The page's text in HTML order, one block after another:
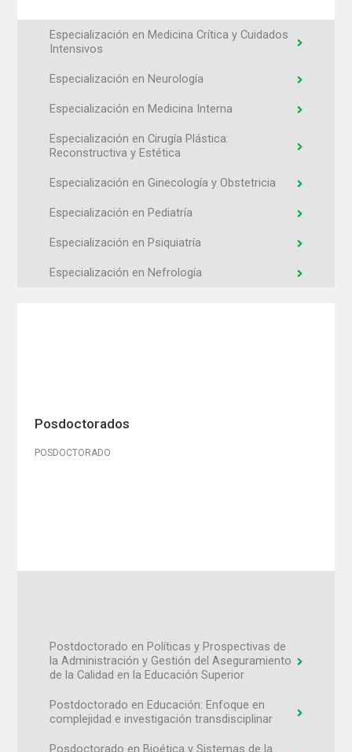
Especialización en Medicina Crítica y Cuidados
Intensivos
Especialización en Neurología
Especialización en Medicina Interna
Especialización en Cirugía Plástica:
Reconstructiva y Estética
Especialización en Ginecología y Obstetricia
Especialización en Pediatría
Especialización en Psiquiatría
Especialización en Nefrología
Especialización en Cirugía General
Especialización en Neurocirugía
Posdoctorados
POSDOCTORADO
Postdoctorado en Políticas y Prospectivas de
la Administración y Gestión del Aseguramiento
de la Calidad en la Educación Superior
Postdoctorado en Educación: Enfoque en
complejidad e investigación transdisciplinar
Posdoctorado en Bioética y Sistemas de la